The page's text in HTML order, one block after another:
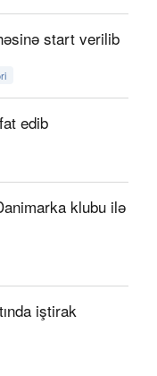
start verilib
edib
klubu ilə
iştirak